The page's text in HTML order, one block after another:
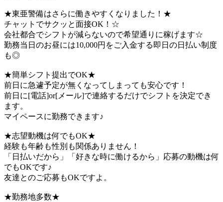
★東亜警備はさらに働きやすくなりました！★
チャットでサクッと面接OK！☆
会社都合でシフトが減らないので希望通りに稼げます☆
勤務当日のお昼には10,000円をご入金する即日の日払い制度
も◎
★簡単シフト提出でOK★
前日に急遽予定が無くなってしまっても安心です！
前日に[電話]or[メール]で連絡するだけでシフトを決定でき
ます。
マイペースに勤務できます♪
★志望動機は何でもOK★
経験も年齢も性別も関係ありません！
「日払いだから」「好きな時に働けるから」応募の動機は何
でもOKです♪
友達とのご応募もOKですよ。
★勤務地多数★